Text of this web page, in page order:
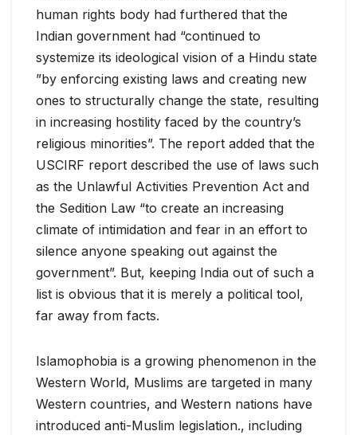
human rights body had furthered that the
Indian government had “continued to
systemize its ideological vision of a Hindu state
”by enforcing existing laws and creating new
ones to structurally change the state, resulting
in increasing hostility faced by the country’s
religious minorities”. The report added that the
USCIRF report described the use of laws such
as the Unlawful Activities Prevention Act and
the Sedition Law “to create an increasing
climate of intimidation and fear in an effort to
silence anyone speaking out against the
government”. But, keeping India out of such a
list is obvious that it is merely a political tool,
far away from facts.
Islamophobia is a growing phenomenon in the
Western World, Muslims are targeted in many
Western countries, and Western nations have
introduced anti-Muslim legislation., including